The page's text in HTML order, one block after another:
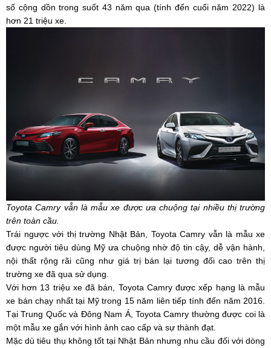
số cộng dồn trong suốt 43 năm qua (tính đến cuối năm 2022) là
hơn 21 triệu xe.
Toyota Camry vẫn là mẫu xe được ưa chuộng tại nhiều thị trường
trên toàn cầu.
Trái ngược với thị trường Nhật Bản, Toyota Camry vẫn là mẫu xe
được người tiêu dùng Mỹ ưa chuộng nhờ độ tin cậy, dễ vận hành,
nội thất rộng rãi cũng như giá trị bán lại tương đối cao trên thị
trường xe đã qua sử dụng.
Với hơn 13 triệu xe đã bán, Toyota Camry được xếp hạng là mẫu
xe bán chạy nhất tại Mỹ trong 15 năm liên tiếp tính đến năm 2016.
Tại Trung Quốc và Đông Nam Á, Toyota Camry thường được coi là
một mẫu xe gắn với hình ảnh cao cấp và sự thành đạt.
Mặc dù tiêu thụ không tốt tại Nhật Bản nhưng nhu cầu đối với dòng